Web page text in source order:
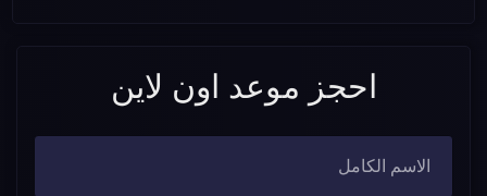
احجز موعد اون لاين